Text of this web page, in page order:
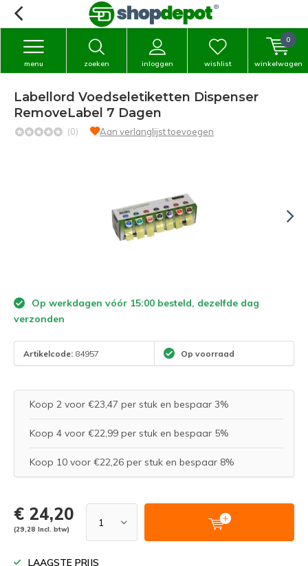
zoeken inloggen
menu wishlist winkelwagen
0
Labellord Voedseletiketten Dispenser
RemoveLabel 7 Dagen
(0) Aan verlanglijst toevoegen
Op werkdagen vóór 15:00 besteld, dezelfde dag
verzonden
Artikelcode: 84957 Op voorraad
Koop 2 voor €23,47 per stuk en bespaar 3%
Koop 4 voor €22,99 per stuk en bespaar 5%
Koop 10 voor €22,26 per stuk en bespaar 8%
€ 24,20
(29,28 Incl. btw)
LAAGSTE PRIJS